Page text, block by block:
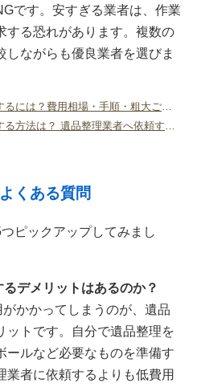
です。安すぎる業者は、作業
する恐れがあります。複数の
しながらも優良業者を選びま
湖西市で遺品整理をするには？費用相場・手順・粗大ごみの出し方を解説
前橋市で遺品整理をする方法は？ 遺品整理業者へ依頼する際のポイントも
くある質問
ピックアップしてみまし
デメリットはあるのか？
かかってしまうのが、遺品
ットです。自分で遺品整理を
ールなど必要なものを準備す
業者に依頼するよりも低費用